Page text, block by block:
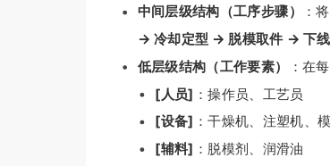
中间层级结构（工序步骤） ：
→ 冷却定型 → 脱模取件 → 下
低层级结构（工作要素） ：在
[人员] ：操作员、工艺员
[设备] ：干燥机、注塑机、
[辅料] ：脱模剂、润滑油